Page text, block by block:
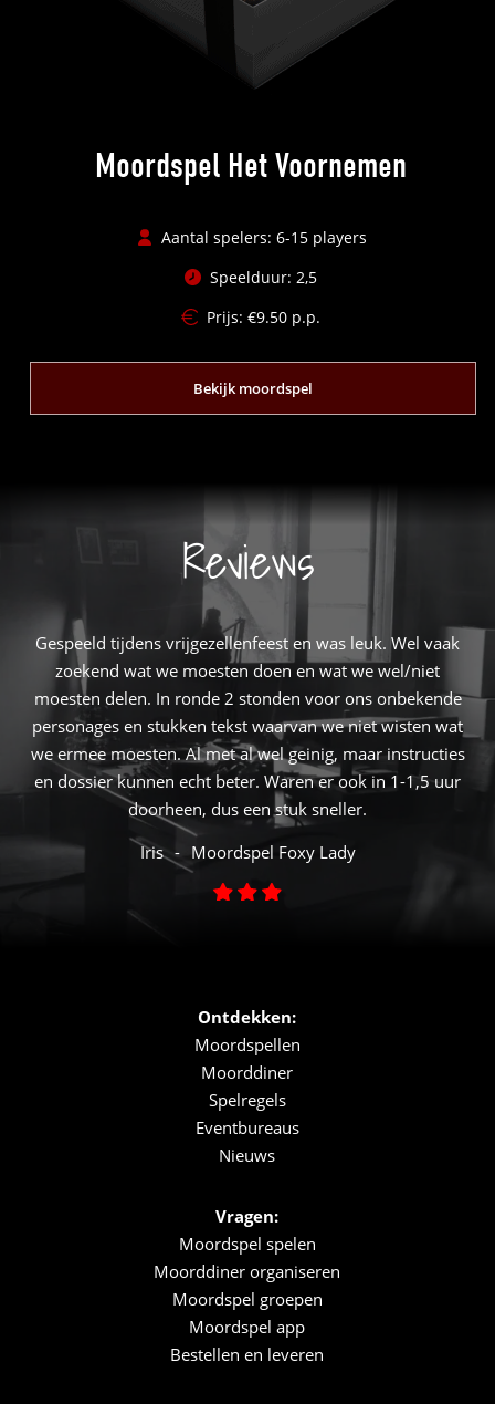
Moordspel Het Voornemen
Aantal spelers: 6-15 players
Speelduur: 2,5
Prijs: €9.50 p.p.
Bekijk moordspel
Reviews
Gespeeld tijdens vrijgezellenfeest en was leuk. Wel vaak
zoekend wat we moesten doen en wat we wel/niet
moesten delen. In ronde 2 stonden voor ons onbekende
personages en stukken tekst waarvan we niet wisten wat
we ermee moesten. Al met al wel geinig, maar instructies
en dossier kunnen echt beter. Waren er ook in 1-1,5 uur
doorheen, dus een stuk sneller.
Iris
Moordspel Foxy Lady
Ontdekken:
Moordspellen
Moorddiner
Spelregels
Eventbureaus
Nieuws
Vragen:
Moordspel spelen
Moorddiner organiseren
Moordspel groepen
Moordspel app
Bestellen en leveren